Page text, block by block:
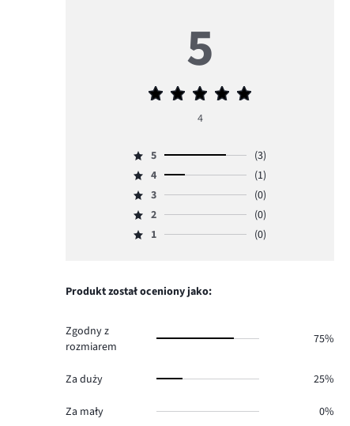
5
Średnia
5
4
Ocena
5,
ilość
głosów
5
(3)
Ocena
4,
ilość
głosów
4
(1)
Ocena
3,
ilość
3
(0)
Ocena
2,
0.
2
(0)
Ocena
głosów
1 (0)
Produkt został oceniony jako:
Zgodny z
rozmiarem
75%
Za duży 25%
Za mały 0%